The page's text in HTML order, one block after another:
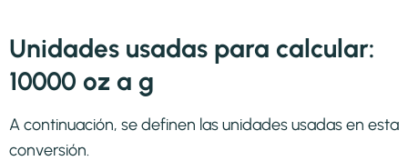
Unidades usadas para calcular:
10000 oz a g
A continuación, se definen las unidades usadas en esta
conversión.